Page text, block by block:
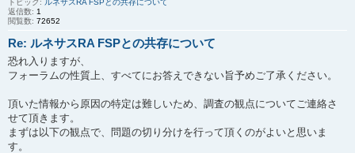
トピック: ルネサスRA FSPとの共存について
返信数: 1
閲覧数: 72652
Re: ルネサスRA FSPとの共存について
恐れ入りますが、
フォーラムの性質上、すべてにお答えできない旨予めご了承ください。
頂いた情報から原因の特定は難しいため、調査の観点についてご連絡さ
せて頂きます。
まずは以下の観点で、問題の切り分けを行って頂くのがよいと思いま
す。